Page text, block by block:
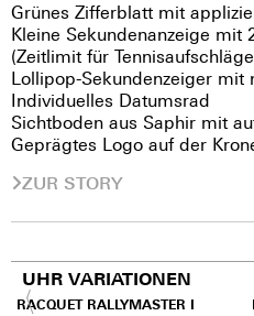
Grünes Zifferblatt mit
Kleine Sekundenanzeige mit
(Zeitlimit für
Lollipop-Sekundenzeiger mit
Individuelles Datumsrad
Sichtboden aus Saphir mit
Geprägtes Logo auf der
ZUR STORY
UHR VARIATIONEN
RACQUET RALLYMASTER I